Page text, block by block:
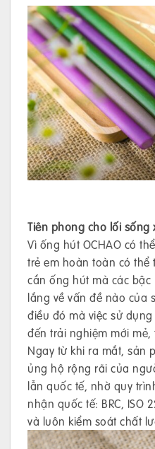
Tiên phong cho lối sống
Vì ống hút OCHAO có
trẻ em hoàn toàn có
cắn ống hút mà các
lắng về vấn đề nào của
điều đó mà việc sử
đến trải nghiệm mới
Ngay từ khi ra mắt, sản
ủng hộ rộng rãi của
lẫn quốc tế, nhờ quy
nhận quốc tế: BRC, ISO
và luôn kiểm soát chất